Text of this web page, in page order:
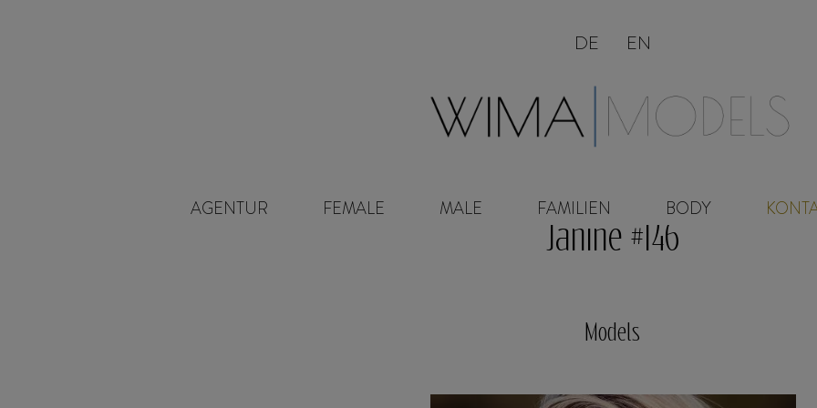
DE EN
Navigation
überspringen
AGENTUR FEMALE MALE FAMILIEN BODY
Janine #146
Models